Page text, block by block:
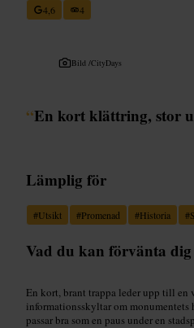
4,6
4
Bild /CityDays
“En kort klättring, stor
Lämplig för
#Utsikt #Promenad #Historia #
Vad du kan förvänta dig
En kort, brant trappa leder upp till en
informationsskyltar om monumentets
passar bra som en paus under en